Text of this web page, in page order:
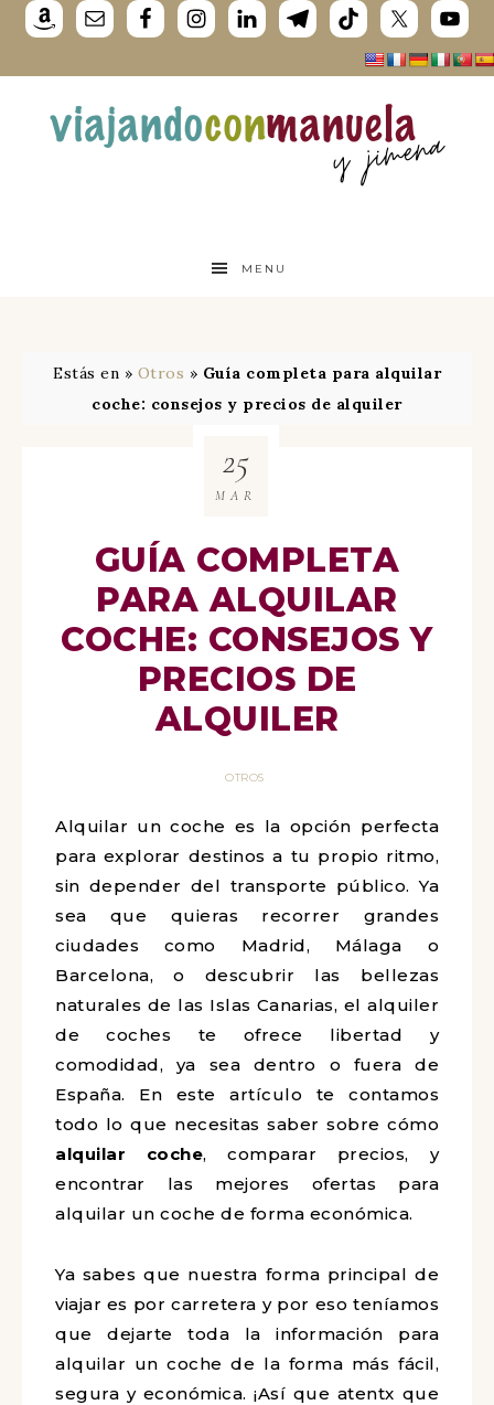
MENU
Estás en » Otros » Guía completa para alquilar
coche: consejos y precios de alquiler
GUÍA COMPLETA
PARA ALQUILAR
COCHE: CONSEJOS Y
PRECIOS DE
ALQUILER
OTROS
25
MAR
Alquilar un coche es la opción perfecta
para explorar destinos a tu propio ritmo,
sin depender del transporte público. Ya
sea que quieras recorrer grandes
ciudades como Madrid, Málaga o
Barcelona, o descubrir las bellezas
naturales de las Islas Canarias, el alquiler
de coches te ofrece libertad y
comodidad, ya sea dentro o fuera de
España. En este artículo te contamos
todo lo que necesitas saber sobre cómo
alquilar coche, comparar precios, y
encontrar las mejores ofertas para
alquilar un coche de forma económica.
Ya sabes que nuestra forma principal de
viajar es por carretera y por eso teníamos
que dejarte toda la información para
alquilar un coche de la forma más fácil,
segura y económica. ¡Así que atentx que